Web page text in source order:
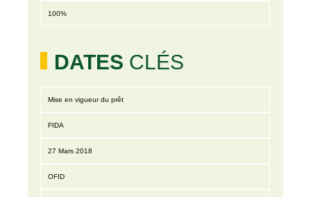
100%
DATES CLÉS
Mise en vigueur du prêt
FIDA
27 Mars 2018
OFID